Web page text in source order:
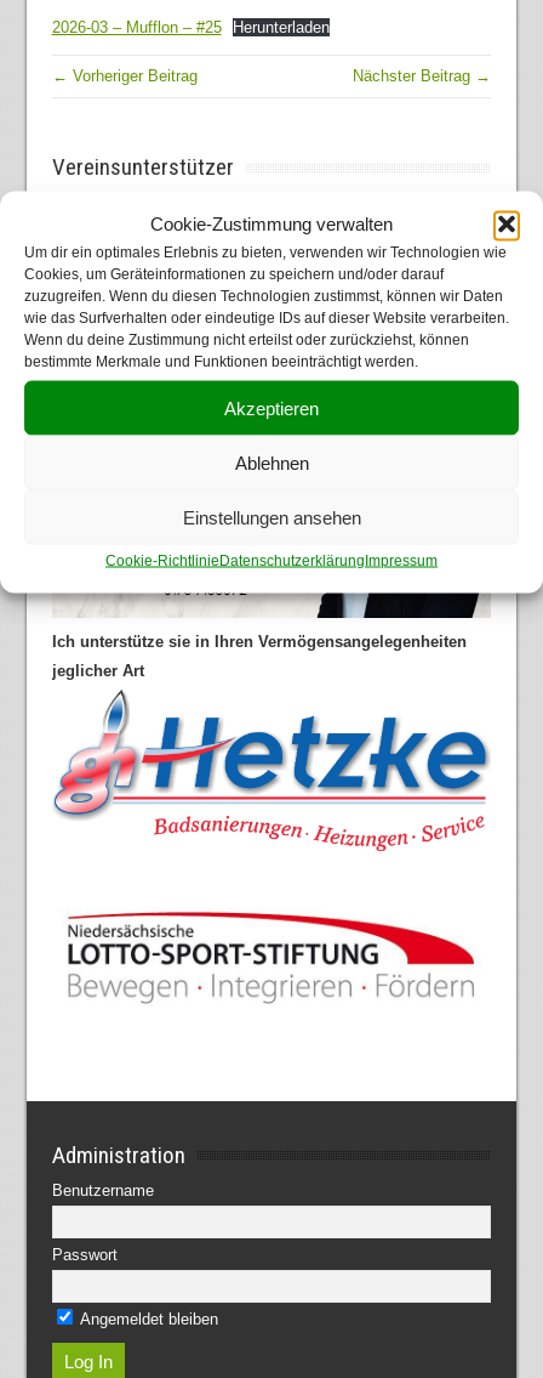
Cookie-Zustimmung verwalten
Um dir ein optimales Erlebnis zu bieten, verwenden wir Technologien wie
Cookies, um Geräteinformationen zu speichern und/oder darauf
zuzugreifen. Wenn du diesen Technologien zustimmst, können wir Daten
wie das Surfverhalten oder eindeutige IDs auf dieser Website verarbeiten.
Wenn du deine Zustimmung nicht erteilst oder zurückziehst, können
bestimmte Merkmale und Funktionen beeinträchtigt werden.
Akzeptieren
Ablehnen
Einstellungen ansehen
Cookie-RichtlinieDatenschutzerklärungImpressum
2026-03 – Mufflon – #25 Herunterladen
← Vorheriger Beitrag Nächster Beitrag →
Vereinsunterstützer
Ich unterstütze sie in Ihren Vermögensangelegenheiten
jeglicher Art
Administration
Benutzername
Passwort
Angemeldet bleiben